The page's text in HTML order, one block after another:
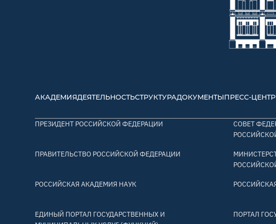
АКАДЕМИЯДЕЯТЕЛЬНОСТЬСТРУКТУРАДОКУМЕНТЫПРЕСС-ЦЕНТР
ПРЕЗИДЕНТ РОССИЙСКОЙ ФЕДЕРАЦИИ
СОВЕТ
ПРАВИТЕЛЬСТВО РОССИЙСКОЙ ФЕДЕРАЦИИ
РОССИЙСКАЯ АКАДЕМИЯ НАУК
ЕДИНЫЙ ПОРТАЛ ГОСУДАРСТВЕННЫХ И
ПОРТАЛ